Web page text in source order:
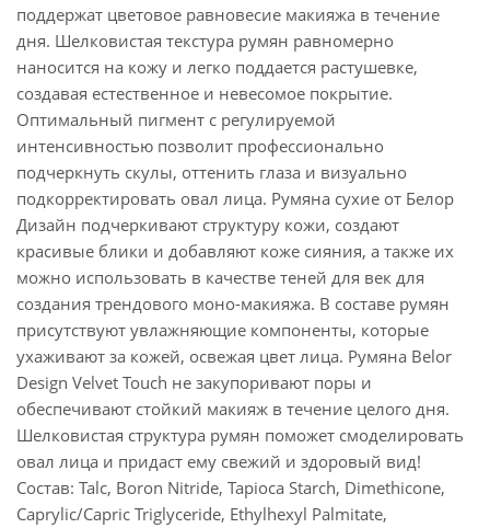
поддержат цветовое равновесие макияжа в течение
дня. Шелковистая текстура румян равномерно
наносится на кожу и легко поддается растушевке,
создавая естественное и невесомое покрытие.
Оптимальный пигмент с регулируемой
интенсивностью позволит профессионально
подчеркнуть скулы, оттенить глаза и визуально
подкорректировать овал лица. Румяна сухие от Белор
Дизайн подчеркивают структуру кожи, создают
красивые блики и добавляют коже сияния, а также их
можно использовать в качестве теней для век для
создания трендового моно-макияжа. В составе румян
присутствуют увлажняющие компоненты, которые
ухаживают за кожей, освежая цвет лица. Румяна Belor
Design Velvet Touch не закупоривают поры и
обеспечивают стойкий макияж в течение целого дня.
Шелковистая структура румян поможет смоделировать
овал лица и придаст ему свежий и здоровый вид!
Состав: Talc, Boron Nitride, Tapioca Starch, Dimethicone,
Caprylic/Capric Triglyceride, Ethylhexyl Palmitate,